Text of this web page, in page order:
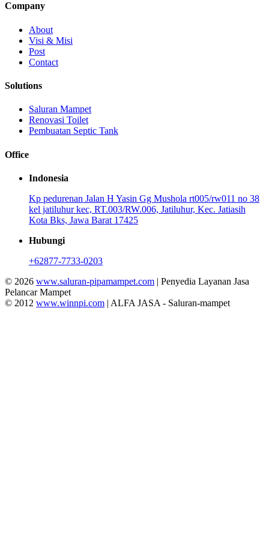
Company
About
Visi & Misi
Post
Contact
Solutions
Saluran Mampet
Renovasi Toilet
Pembuatan Septic Tank
Office
Indonesia
Kp pedurenan Jalan H Yasin Gg Mushola rt005/rw011 no 38
kel jatiluhur kec, RT.003/RW.006, Jatiluhur, Kec. Jatiasih
Kota Bks, Jawa Barat 17425
Hubungi
+62877-7733-0203
© 2026 www.saluran-pipamampet.com | Penyedia Layanan Jasa
Pelancar Mampet
© 2012 www.winnpi.com | ALFA JASA - Saluran-mampet